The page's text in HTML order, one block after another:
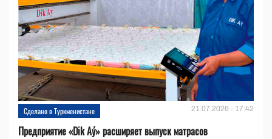
Сделано в Туркменистане 21.07.2026 - 17:42
Предприятие «Dik Aý» расширяет выпуск матрасов